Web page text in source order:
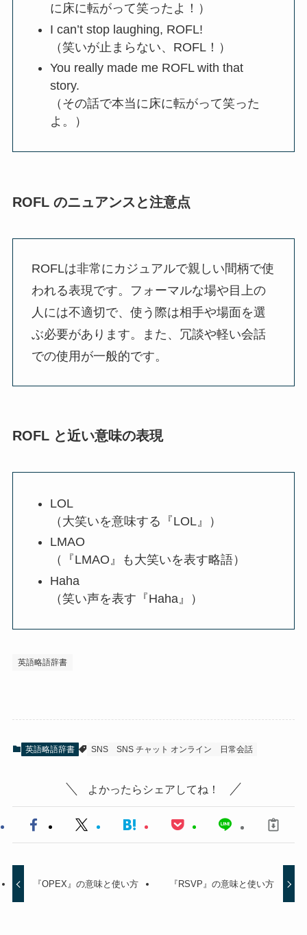
に床に転がって笑ったよ！）
I can’t stop laughing, ROFL!
（笑いが止まらない、ROFL！）
You really made me ROFL with that
story.
（その話で本当に床に転がって笑った
よ。）
ROFL のニュアンスと注意点
ROFLは非常にカジュアルで親しい間柄で使
われる表現です。フォーマルな場や目上の
人には不適切で、使う際は相手や場面を選
ぶ必要があります。また、冗談や軽い会話
での使用が一般的です。
ROFL と近い意味の表現
LOL
（大笑いを意味する『LOL』）
LMAO
（『LMAO』も大笑いを表す略語）
Haha
（笑い声を表す『Haha』）
英語略語辞書
英語略語辞書 SNS SNS チャット オンライン 日常会話
よかったらシェアしてね！
『OPEX』の意味と使い方 『RSVP』の意味と使い方